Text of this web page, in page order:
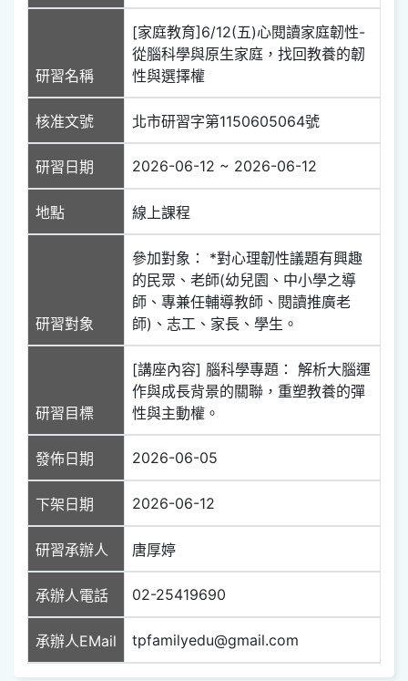
研習名稱
[家庭教育]6/12(五)心閱讀家庭韌性-
從腦科學與原生家庭，找回教養的韌
性與選擇權
核准文號 北市研習字第1150605064號
研習日期 2026-06-12 ~ 2026-06-12
地點 線上課程
研習對象
參加對象： *對心理韌性議題有興趣
的民眾、老師(幼兒園、中小學之導
師、專兼任輔導教師、閱讀推廣老
師)、志工、家長、學生。
研習目標
[講座內容] 腦科學專題： 解析大腦運
作與成長背景的關聯，重塑教養的彈
性與主動權。
發佈日期 2026-06-05
下架日期 2026-06-12
研習承辦人 唐厚婷
承辦人電話 02-25419690
承辦人EMail tpfamilyedu@gmail.com